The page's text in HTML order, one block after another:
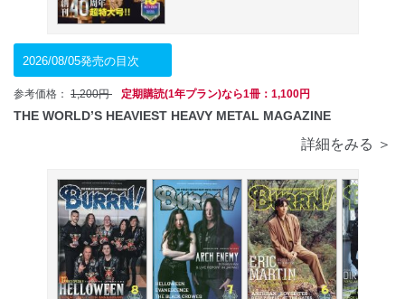
2026/08/05発売の目次
参考価格： 1,200円 定期購読(1年プラン)なら1冊：1,100円
THE WORLD’S HEAVIEST HEAVY METAL MAGAZINE
詳細をみる ＞